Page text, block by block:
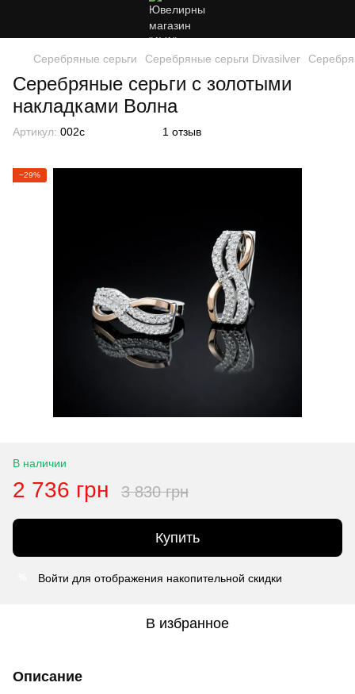
Серебряные серьги Серебряные серьги Divasilver
Серебряные серьги с золотыми
накладками Волна
Артикул: 002с 1 отзыв
−29%
В наличии
2 736 грн 3 830 грн
Купить
Войти для отображения накопительной скидки
В избранное
Описание